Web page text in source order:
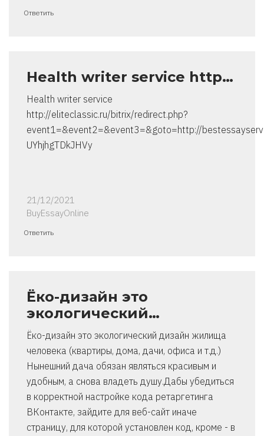
Ответить
Health writer service http…
Health writer service
http://eliteclassic.ru/bitrix/redirect.php?
event1=&event2=&event3=&goto=http://
UYhjhgTDkJHVy
21/12/2021
BuyEssayOnline
Ответить
Ёко-дизайн это
экологический…
Ёко-дизайн это экологический дизайн жилища
человека (квартиры, дома, дачи, офиса и т.д.)
Нынешний дача обязан являться красивым и
удобным, а снова владеть душу.Дабы убедиться
в корректной настройке кода ретаргетинга
ВКонтакте, зайдите для веб-сайт иначе
страницу, для которой установлен код, кроме - в